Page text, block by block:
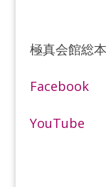
極真会館総
Facebook
YouTube